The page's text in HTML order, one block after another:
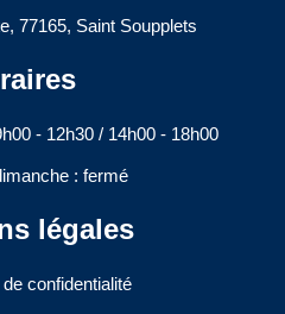
77165, Saint Soupplets
- 12h30 / 14h00 - 18h00​
: fermé
légales
confidentialité